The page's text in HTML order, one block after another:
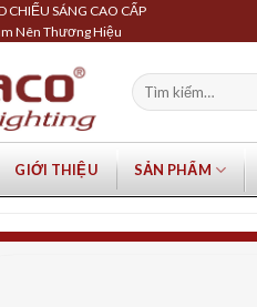
CHIẾU SÁNG CAO CẤP
Nên Thương Hiệu
Tìm
kiếm:
GIỚI THIỆU SẢN PHẨM